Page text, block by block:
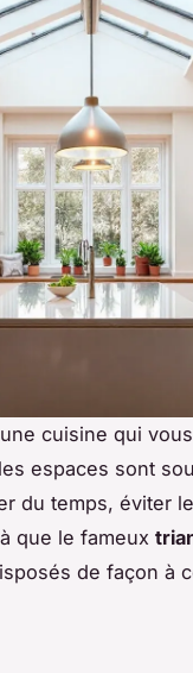
cuisine qui
espaces sont
du temps, éviter
que le fameux
de façon à